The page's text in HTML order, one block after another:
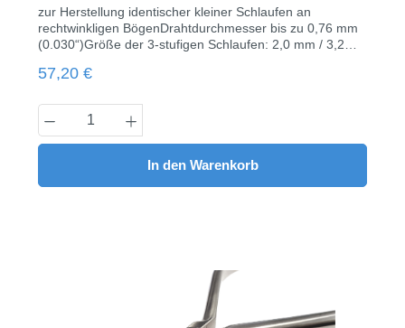
zur Herstellung identischer kleiner Schlaufen an
rechtwinkligen BögenDrahtdurchmesser bis zu 0,76 mm
(0.030“)Größe der 3-stufigen Schlaufen: 2,0 mm / 3,2
Hergestellt aus rostfreiem Stahl sterilisierbarLänge: 12,5
Regulärer Preis:
57,20 €
Produkt Anzahl: Gib den gewünschten
In den Warenkorb